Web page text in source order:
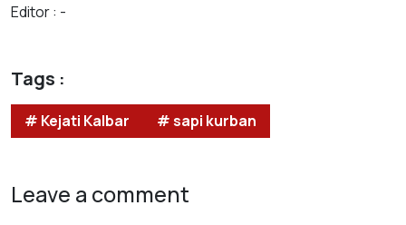
Editor : -
Tags :
# Kejati Kalbar # sapi kurban
Leave a comment